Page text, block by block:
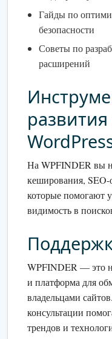
Гайды по
безопасности
Советы по
расширений
развития
На WPFINDER вы
кеширования,
которые помогают
видимость в
WPFINDER — это
и платформа для
владельцами
консультации
трендов и